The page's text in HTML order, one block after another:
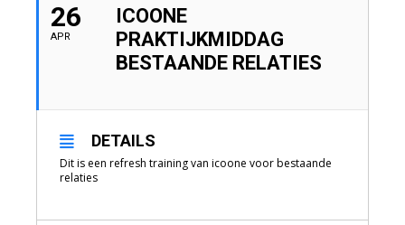
26
APR
ICOONE
PRAKTIJKMIDDAG
BESTAANDE RELATIES
DETAILS
Dit is een refresh training van icoone voor bestaande
relaties